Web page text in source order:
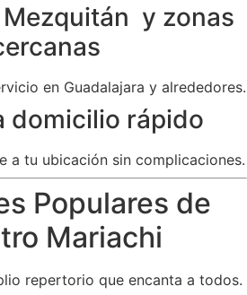
y zonas
en Guadalajara y alrededores.
domicilio rápido
a tu ubicación sin complicaciones.
Populares de
Mariachi
repertorio que encanta a todos.